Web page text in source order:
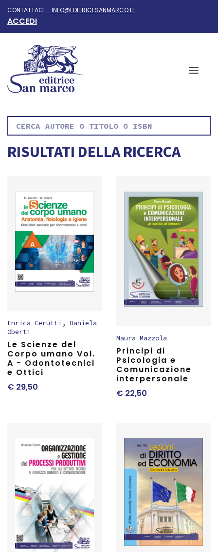
CONTATTACI _ INFO@EDITRICESANMARCO.IT
ACCEDI
RISULTATI DELLA RICERCA
Enrica Cerutti , Daniela
Oberti
Le Scienze del
Corpo umano Vol.
A - Odontotecnici
e Ottici
€ 29,50
Maura Mazzola
Principi di
Psicologia e
Comunicazione
interpersonale
€ 22,50